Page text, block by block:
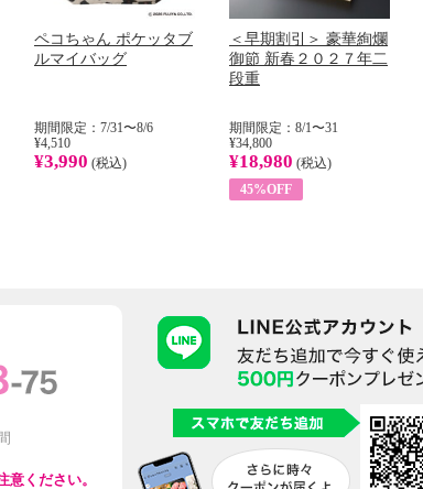
ペコちゃん ポケッタブ
ルマイバッグ
期間限定：7/31〜8/6
¥4,510
¥3,990 (税込)
＜早期割引＞ 豪華絢爛
御節 新春２０２７年二
段重
期間限定：8/1〜31
¥34,800
¥18,980 (税込)
45%OFF
ください。